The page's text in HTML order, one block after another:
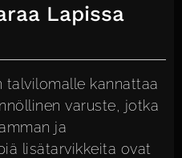
Lapissa
talvilomalle kannattaa
varuste, jotka
ja
lisätarvikkeita ovat